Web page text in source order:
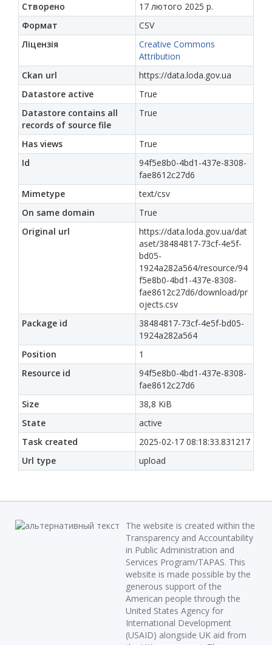
Створено
17 лютого 2025 р.
Формат
CSV
Ліцензія
Creative Commons
Attribution
Ckan url
https://data.loda.gov.ua
Datastore active
True
Datastore contains all
records of source file
True
Has views
True
Id
94f5e8b0-4bd1-437e-8308-
fae8612c27d6
Mimetype
text/csv
On same domain
True
Original url
https://data.loda.gov.ua/dat
aset/38484817-73cf-4e5f-
bd05-
1924a282a564/resource/94
f5e8b0-4bd1-437e-8308-
fae8612c27d6/download/pr
ojects.csv
Package id
38484817-73cf-4e5f-bd05-
1924a282a564
Position
1
Resource id
94f5e8b0-4bd1-437e-8308-
fae8612c27d6
Size
38,8 KiB
State
active
Task created
2025-02-17 08:18:33.831217
Url type
upload
The website is created within the
Transparency and Accountability
in Public Administration and
Services Program/TAPAS. This
website is made possible by the
generous support of the
American people through the
United States Agency for
International Development
(USAID) alongside UK aid from